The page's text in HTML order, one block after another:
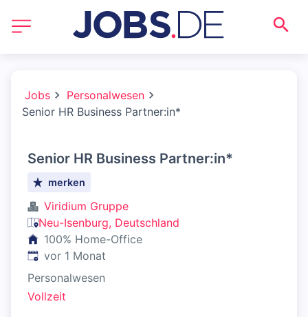
Jobs
Personalwesen
Senior HR Business Partner:in*
Senior HR Business Partner:in*
merken
Viridium Gruppe
Neu-Isenburg, Deutschland
100% Home-Office
Veröffentlicht:
vor 1 Monat
Personalwesen
Vollzeit